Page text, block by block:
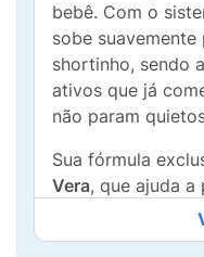
bebê. Com o
sobe
shortinho, sendo
ativos que já
não param
Sua fórmula
Vera, que ajuda
bebê contra
macia e